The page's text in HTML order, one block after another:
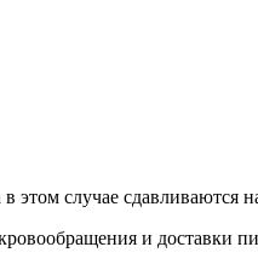
этом случае сдавливаются
и доставки